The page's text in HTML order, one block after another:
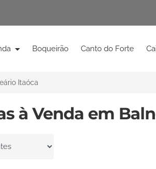
Boqueirão Canto do Forte
Itaóca
à Venda em